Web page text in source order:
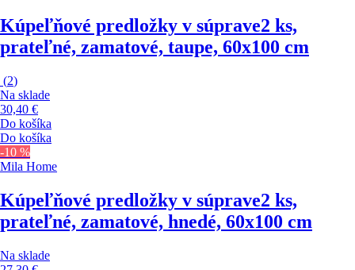
Kúpeľňové predložky v súprave2 ks,
prateľné, zamatové, taupe, 60x100 cm
(2)
Na sklade
30,40 €
Do košíka
Do košíka
-10 %
Mila Home
Kúpeľňové predložky v súprave2 ks,
prateľné, zamatové, hnedé, 60x100 cm
Na sklade